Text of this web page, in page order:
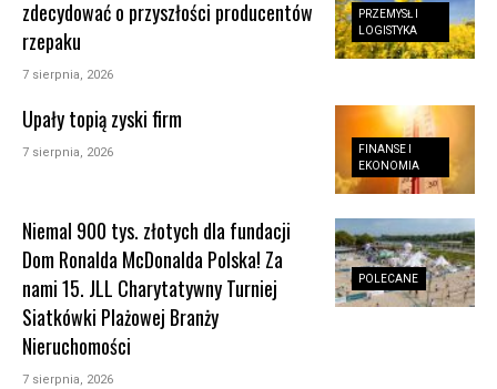
PRZEMYSŁ I
LOGISTYKA
zdecydować o przyszłości producentów
rzepaku
7 sierpnia, 2026
FINANSE I
EKONOMIA
Upały topią zyski firm
7 sierpnia, 2026
POLECANE
Niemal 900 tys. złotych dla fundacji
Dom Ronalda McDonalda Polska! Za
nami 15. JLL Charytatywny Turniej
Siatkówki Plażowej Branży
Nieruchomości
7 sierpnia, 2026